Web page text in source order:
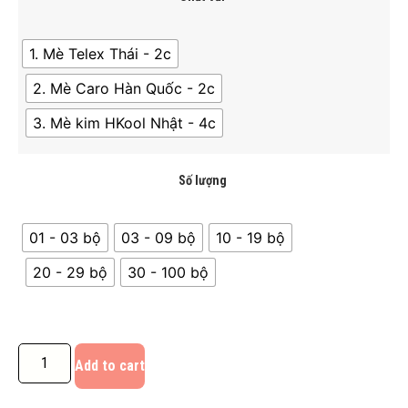
1. Mè Telex Thái - 2c
2. Mè Caro Hàn Quốc - 2c
3. Mè kim HKool Nhật - 4c
Số lượng
01 - 03 bộ 03 - 09 bộ
10 - 19 bộ
20 - 29 bộ
30 - 100 bộ
Add to cart